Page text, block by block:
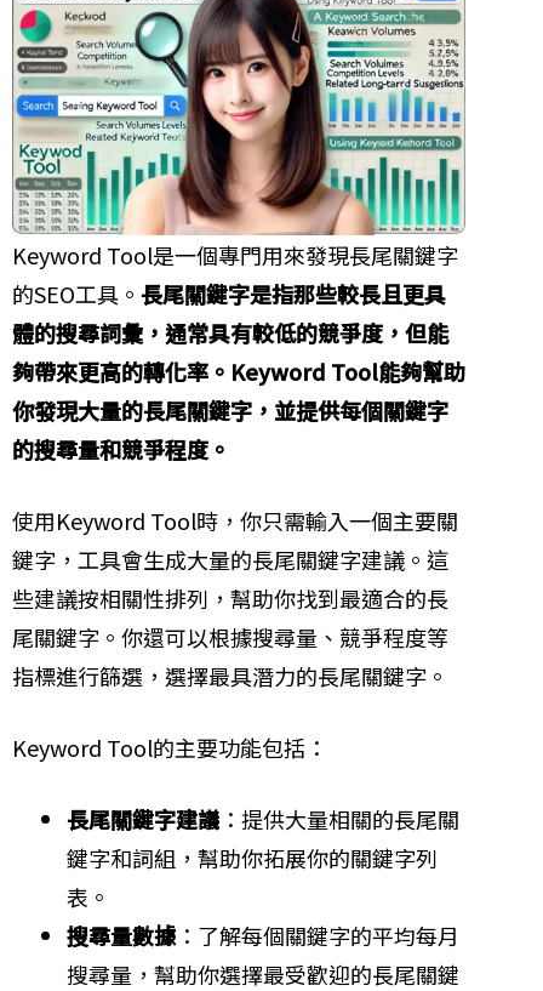
Keyword Tool是一個專門用來發現長尾關鍵字
的SEO工具。 長尾關鍵字是指那些較長且更具
體的搜尋詞彙，通常具有較低的競爭度，但能
夠帶來更高的轉化率。Keyword Tool能夠幫助
你發現大量的長尾關鍵字，並提供每個關鍵字
的搜尋量和競爭程度。
使用Keyword Tool時，你只需輸入一個主要關
鍵字，工具會生成大量的長尾關鍵字建議。這
些建議按相關性排列，幫助你找到最適合的長
尾關鍵字。你還可以根據搜尋量、競爭程度等
指標進行篩選，選擇最具潛力的長尾關鍵字。
Keyword Tool的主要功能包括：
長尾關鍵字建議：提供大量相關的長尾關
鍵字和詞組，幫助你拓展你的關鍵字列
表。
搜尋量數據 ：了解每個關鍵字的平均每月
搜尋量，幫助你選擇最受歡迎的長尾關鍵